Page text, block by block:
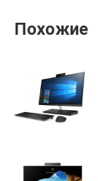
Похожие